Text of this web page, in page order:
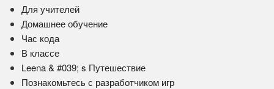
Для учителей
Домашнее обучение
Час кода
В классе
Leena & #039; s Путешествие
Познакомьтесь с разработчиком игр